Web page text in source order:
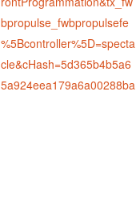
bpropulse_fwbpropulsefe
%5Bcontroller%5D=specta
cle&cHash=5d365b4b5a6
5a924eea179a6a00288ba